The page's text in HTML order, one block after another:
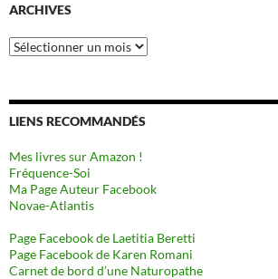
ARCHIVES
Archives
LIENS RECOMMANDÉS
Mes livres sur Amazon !
Fréquence-Soi
Ma Page Auteur Facebook
Novae-Atlantis
Page Facebook de Laetitia Beretti
Page Facebook de Karen Romani
Carnet de bord d’une Naturopathe